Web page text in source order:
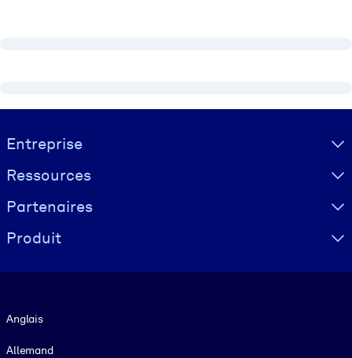
Visually hidden Text
Entreprise
Ressources
Partenaires
Produit
Anglais
Allemand